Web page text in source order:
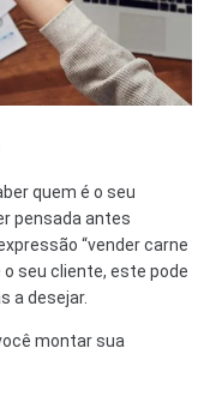
quem é o seu
pensada antes
“vender carne
o seu cliente, este pode
a desejar.
montar sua